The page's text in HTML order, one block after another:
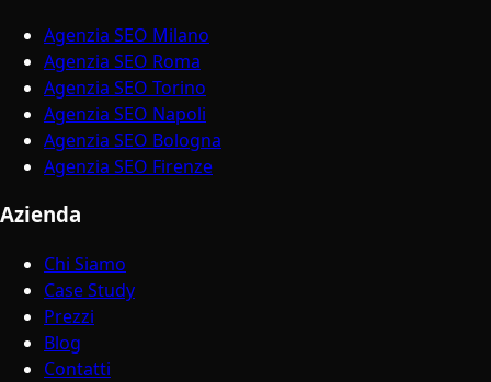
Agenzia SEO Milano
Agenzia SEO Roma
Agenzia SEO Torino
Agenzia SEO Napoli
Agenzia SEO Bologna
Agenzia SEO Firenze
Azienda
Chi Siamo
Case Study
Prezzi
Blog
Contatti